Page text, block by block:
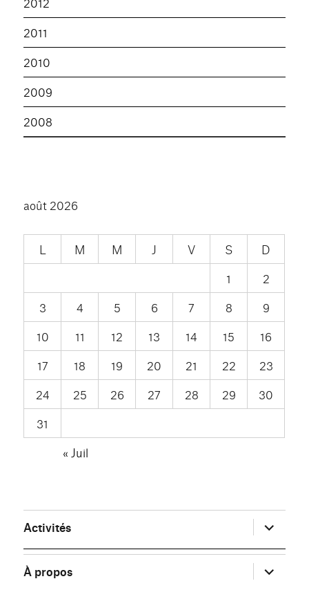
2011
2010
2009
2008
août 2026
L M M J V S
D
1
2
3
4 5 6 7 8
9
10
11 12 13 14 15
16
17
18 19 20 21 22
23
24
25 26 27 28 29
30
31
« Juil
Activités ouvrir
le
sous-
menu
À propos
ouvrir
le